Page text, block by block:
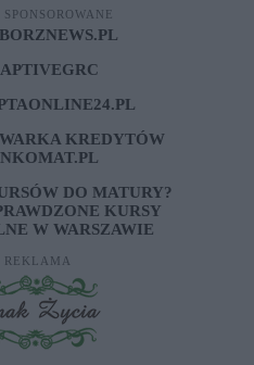
KREDYTÓW
DO MATURY?
KURSY
W WARSZAWIE
REKLAMA